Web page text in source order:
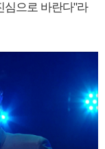
심으로 바란다"라